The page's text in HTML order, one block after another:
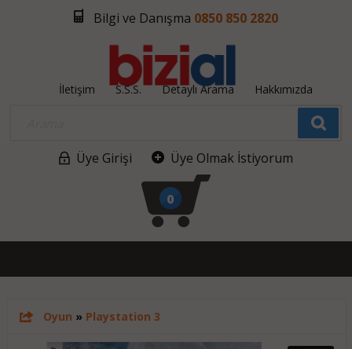
Bilgi ve Danışma 0850 850 2820
İletişim S.S.S. Detaylı Arama Hakkımızda
Üye Girişi Üye Olmak İstiyorum
0
Oyun » Playstation 3